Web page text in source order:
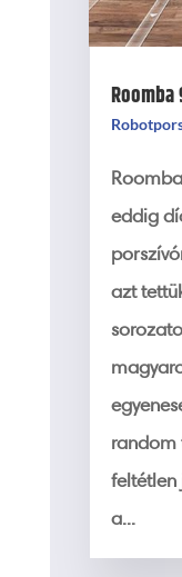
eddig
azt
random
feltétlen
a...